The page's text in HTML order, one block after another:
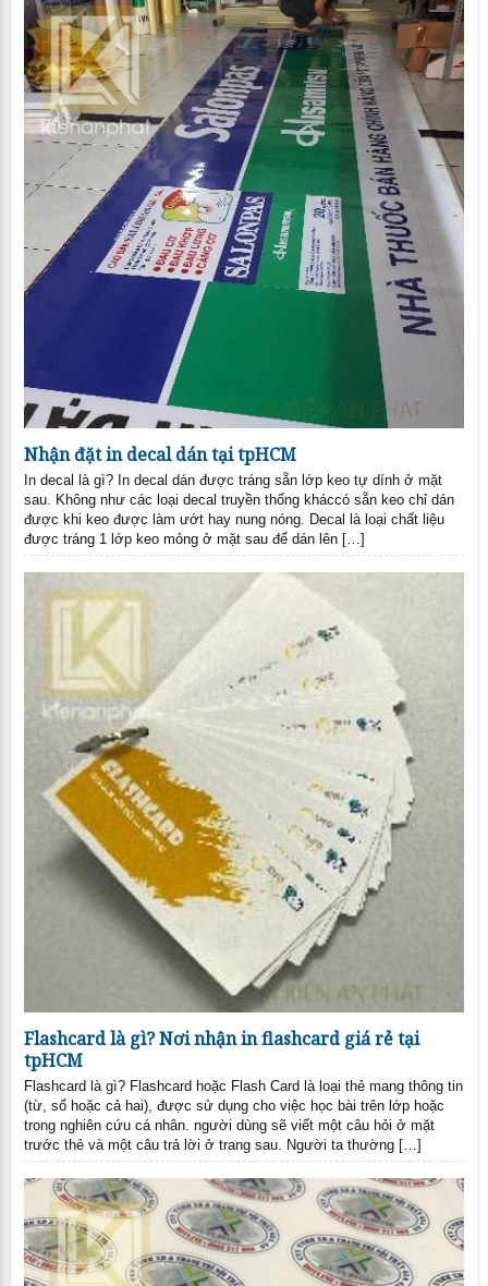
Nhận đặt in decal dán tại tpHCM
In decal là gì? In decal dán được tráng sẵn lớp keo tự dính ở mặt
sau. Không như các loại decal truyền thống kháccó sẵn keo chỉ dán
được khi keo được làm ướt hay nung nóng. Decal là loại chất liệu
được tráng 1 lớp keo mỏng ở mặt sau để dán lên […]
Flashcard là gì? Nơi nhận in flashcard giá rẻ tại
tpHCM
Flashcard là gì? Flashcard hoặc Flash Card là loại thẻ mang thông tin
(từ, số hoặc cả hai), được sử dụng cho việc học bài trên lớp hoặc
trong nghiên cứu cá nhân. người dùng sẽ viết một câu hỏi ở mặt
trước thẻ và một câu trả lời ở trang sau. Người ta thường […]